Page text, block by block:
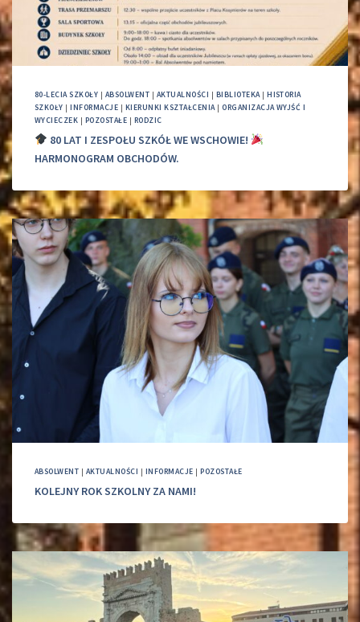
80-LECIA SZKOŁY | ABSOLWENT | AKTUALNOŚCI | BIBLIOTEKA|HISTORIA
SZKOŁY |INFORMACJE | KIERUNKI KSZTAŁCENIA|ORGANIZACJA WYJŚĆ I
WYCIECZEK | POZOSTAŁE | RODZIC
80 LAT I ZESPOŁU SZKÓŁ WE WSCHOWIE!
HARMONOGRAM OBCHODÓW.
ABSOLWENT | AKTUALNOŚCI | INFORMACJE |POZOSTAŁE
KOLEJNY ROK SZKOLNY ZA NAMI!